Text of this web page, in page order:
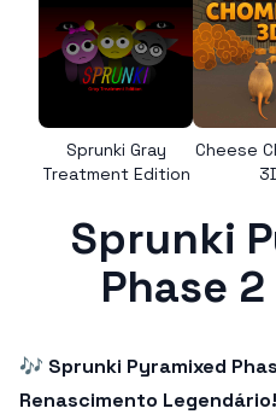
Sprunki Gray
Treatment Edition
Cheese
Sprunki
Phase
🎶 Sprunki Pyramixed
Renascimento Legendário!